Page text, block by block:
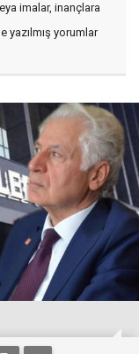
imalar, inançlara
yazılmış yorumlar